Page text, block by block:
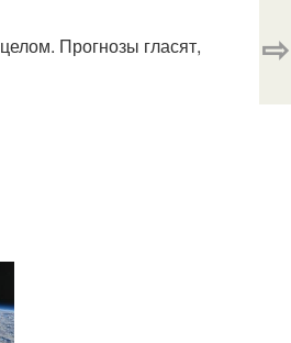
Прогнозы гласят,
⇨